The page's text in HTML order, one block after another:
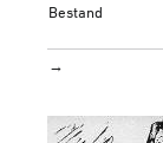
Bestand
→